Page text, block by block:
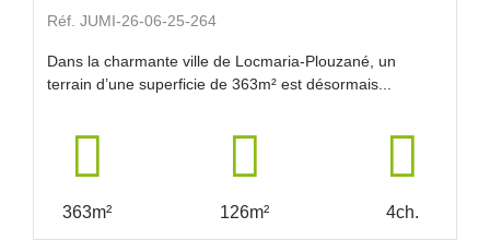
Réf. JUMI-26-06-25-264
Dans la charmante ville de Locmaria-Plouzané, un
terrain d’une superficie de 363m² est désormais...
363m² 126m² 4ch.